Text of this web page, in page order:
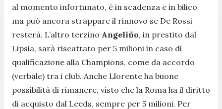
al momento infortunato, è in scadenza e in bilico
ma può ancora strappare il rinnovo se De Rossi
resterà. L’altro terzino Angeliño, in prestito dal
Lipsia, sarà riscattato per 5 milioni in caso di
qualificazione alla Champions, come da accordo
(verbale) tra i club. Anche Llorente ha buone
possibilità di rimanere, visto che la Roma ha il diritto
di acquisto dal Leeds, sempre per 5 milioni. Per